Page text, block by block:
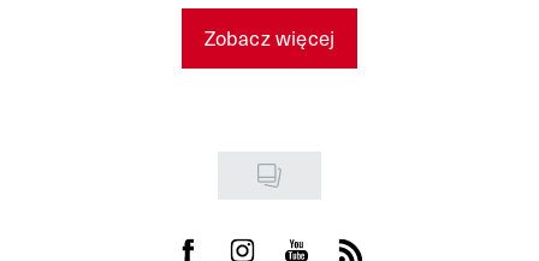
Zobacz więcej
Visit us on Facebook
Visit us on Instagram
Visit us on Youtube
Visit us on Rss